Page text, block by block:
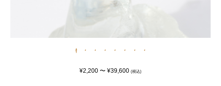
¥2,200 〜 ¥39,600 (税込)